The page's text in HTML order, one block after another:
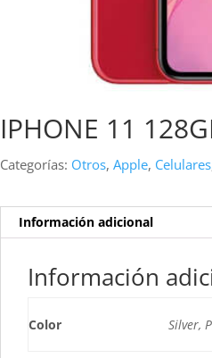
IPHONE 11
Categorías: Otros, Apple, Celulares
Información adicional
Información
Color Silver,